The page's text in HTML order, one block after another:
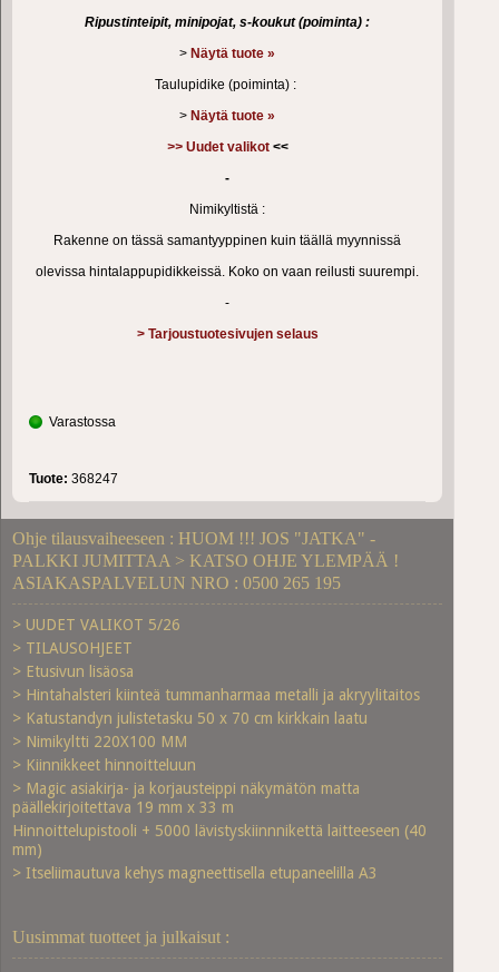
Ripustinteipit, minipojat, s-koukut (poiminta) :
> Näytä tuote »
Taulupidike (poiminta) :
> Näytä tuote »
>> Uudet valikot <<
-
Nimikyltistä :
Rakenne on tässä samantyyppinen kuin täällä myynnissä
olevissa hintalappupidikkeissä. Koko on vaan reilusti suurempi.
-
> Tarjoustuotesivujen selaus
Varastossa
Tuote: 368247
Ohje tilausvaiheeseen : HUOM !!! JOS "JATKA" -
PALKKI JUMITTAA > KATSO OHJE YLEMPÄÄ !
ASIAKASPALVELUN NRO : 0500 265 195
> UUDET VALIKOT 5/26
> TILAUSOHJEET
> Etusivun lisäosa
> Hintahalsteri kiinteä tummanharmaa metalli ja akryylitaitos
> Katustandyn julistetasku 50 x 70 cm kirkkain laatu
> Nimikyltti 220X100 MM
> Kiinnikkeet hinnoitteluun
> Magic asiakirja- ja korjausteippi näkymätön matta
päällekirjoitettava 19 mm x 33 m
Hinnoittelupistooli + 5000 lävistyskiinnnikettä laitteeseen (40
mm)
> Itseliimautuva kehys magneettisella etupaneelilla A3
Uusimmat tuotteet ja julkaisut :